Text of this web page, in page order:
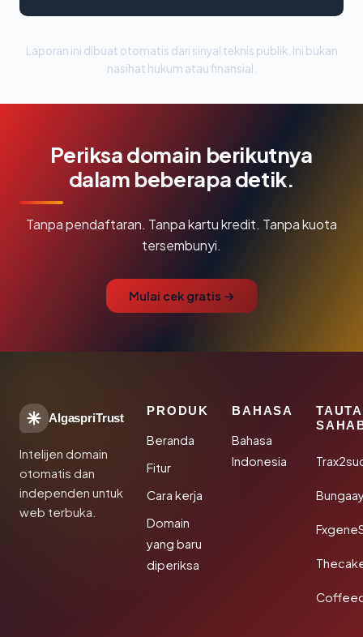
Laporan ini dibuat otomatis dari sinyal teknis publik. Ini bukan
nasihat hukum atau finansial.
Periksa domain berikutnya
dalam beberapa detik.
Tanpa pendaftaran. Tanpa kartu kredit. Tanpa kuota
tersembunyi.
Mulai cek gratis →
AlgaspriTrust
Intelijen domain
otomatis dan
independen untuk
web terbuka.
PRODUK
Beranda
Fitur
Cara kerja
Domain
yang baru
diperiksa
BAHASA
Bahasa
Indonesia